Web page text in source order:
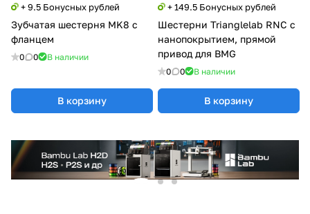
+ 9.5 Бонусных рублей
Зубчатая шестерня MK8 с
фланцем
0 0 В наличии
В корзину
+ 149.5 Бонусных рублей
Шестерни Trianglelab RNC с
нанопокрытием, прямой
привод для BMG
0 0 В наличии
В корзину